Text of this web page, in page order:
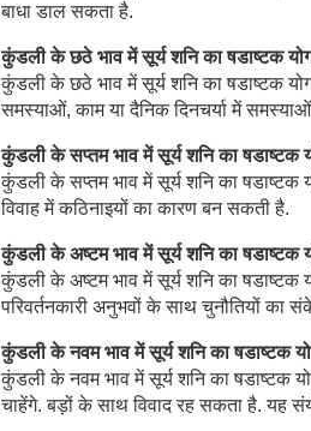
बाधा डाल सकता है.
कुंडली के छठे भाव में सूर्य शनि का षडाष्टक
कुंडली के छठे भाव में सूर्य शनि का षडाष्टक
समस्याओं, काम या दैनिक दिनचर्या में
कुंडली के सप्तम भाव में सूर्य शनि का षडाष्टक
कुंडली के सप्तम भाव में सूर्य शनि का षडाष्टक
विवाह में कठिनाइयों का कारण बन सकती है.
कुंडली के अष्टम भाव में सूर्य शनि का षडाष्टक
कुंडली के अष्टम भाव में सूर्य शनि का षडाष्टक
परिवर्तनकारी अनुभवों के साथ चुनौतियों का
कुंडली के नवम भाव में सूर्य शनि का षडाष्टक
कुंडली के नवम भाव में सूर्य शनि का षडाष्टक
चाहेंगे. बड़ों के साथ विवाद रह सकता है. यह